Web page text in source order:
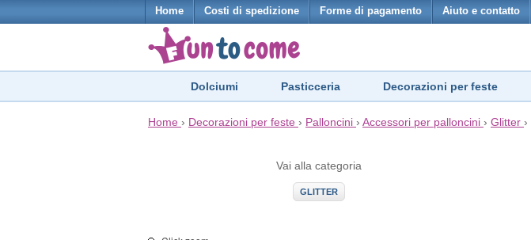
Home Costi di spedizione Forme di pagamento Aiuto e contatto
Dolciumi Pasticceria Decorazioni per feste
Home › Decorazioni per feste › Palloncini › Accessori per palloncini › Glitter ›
Vai alla categoria
GLITTER